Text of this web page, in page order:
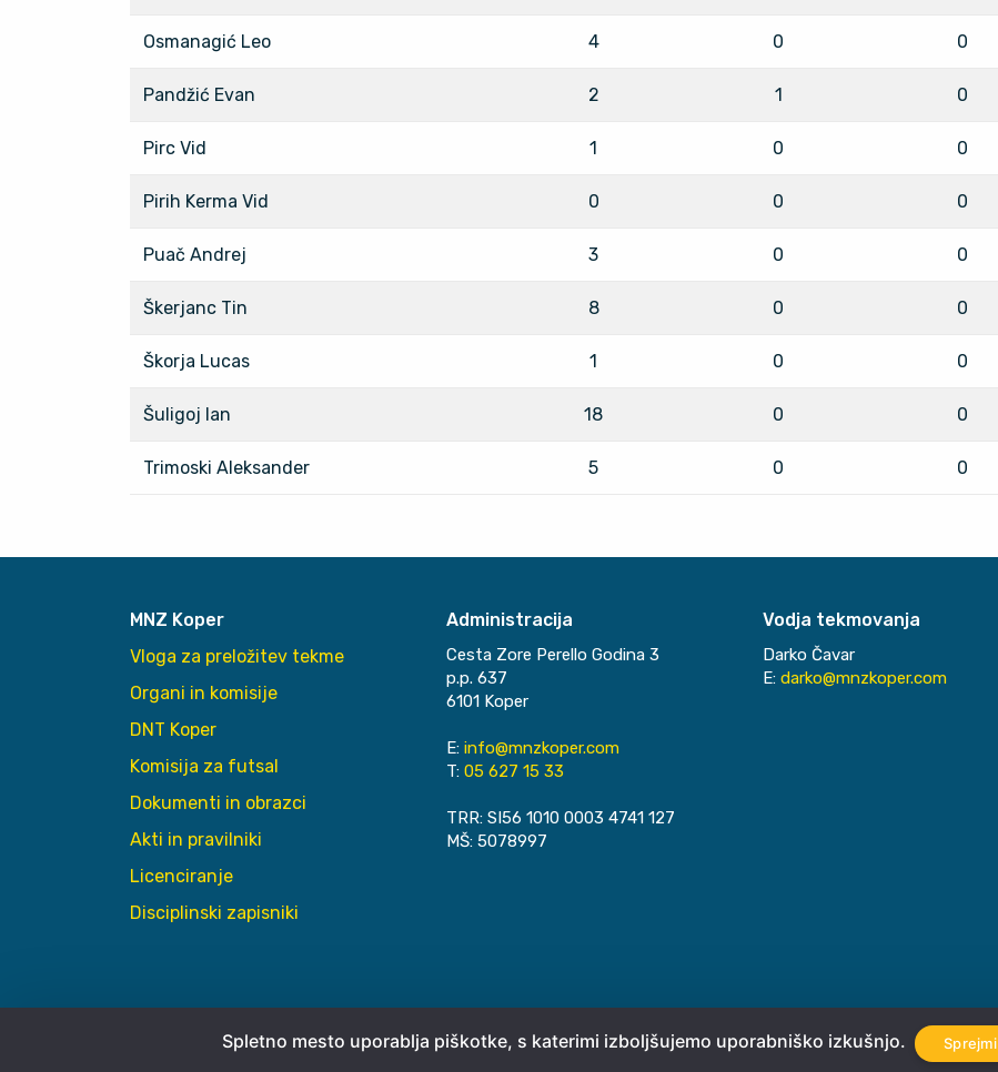
Osmanagić Leo 4 0 0
Pandžić Evan 2 1 0
Pirc Vid 1 0 0
Pirih Kerma Vid 0 0 0
Puač Andrej 3 0 0
Škerjanc Tin 8 0 0
Škorja Lucas 1 0 0
Šuligoj Ian 18 0 0
Trimoski Aleksander 5 0 0
MNZ Koper
Vloga za preložitev tekme
Organi in komisije
DNT Koper
Komisija za futsal
Dokumenti in obrazci
Akti in pravilniki
Licenciranje
Disciplinski zapisniki
Administracija
Cesta Zore Perello Godina 3
p.p. 637
6101 Koper
E: info@mnzkoper.com
T: 05 627 15 33
TRR: SI56 1010 0003 4741 127
MŠ: 5078997
Vodja tekmovanja
Darko Čavar
E: darko@mnzkoper.com
MNZ Koper Pravno obvestilo
Spletno mesto uporablja piškotke, s katerimi izboljšujemo uporabniško izkušnjo. Sprejmi